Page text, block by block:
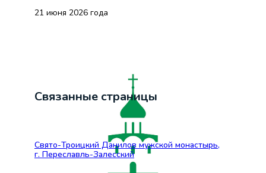
21 июня 2026 года
Связанные страницы
Свято-Троицкий Данилов мужской монастырь,
г. Переславль-Залесский